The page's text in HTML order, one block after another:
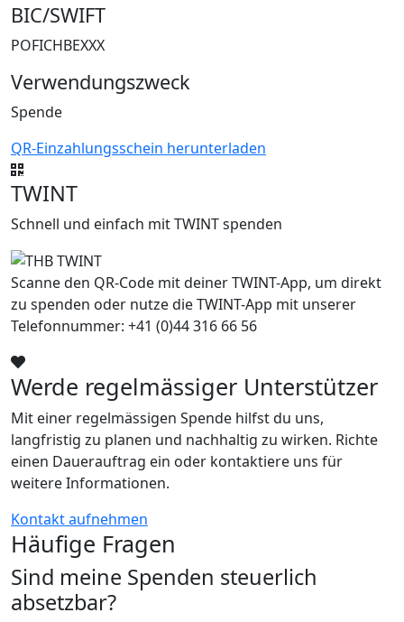
BIC/SWIFT
POFICHBEXXX
Verwendungszweck
Spende
QR-Einzahlungsschein herunterladen
TWINT
Schnell und einfach mit TWINT spenden
Scanne den QR-Code mit deiner TWINT-App, um direkt
zu spenden oder nutze die TWINT-App mit unserer
Telefonnummer: +41 (0)44 316 66 56
Werde regelmässiger Unterstützer
Mit einer regelmässigen Spende hilfst du uns,
langfristig zu planen und nachhaltig zu wirken. Richte
einen Dauerauftrag ein oder kontaktiere uns für
weitere Informationen.
Kontakt aufnehmen
Häufige Fragen
Sind meine Spenden steuerlich
absetzbar?